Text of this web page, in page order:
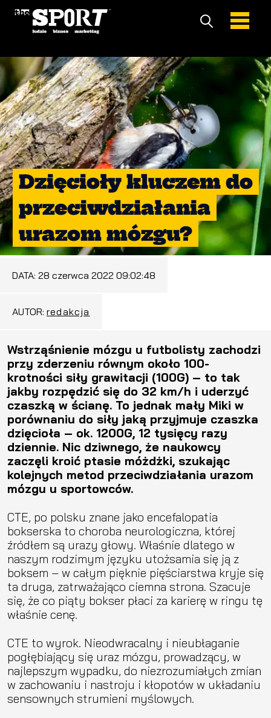
Dzięcioły kluczem do
przeciwdziałania
urazom mózgu?
DATA: 28 czerwca 2022 09:02:48
AUTOR: redakcja
Wstrząśnienie mózgu u futbolisty zachodzi
przy zderzeniu równym około 100-
krotności siły grawitacji (100G) – to tak
jakby rozpędzić się do 32 km/h i uderzyć
czaszką w ścianę. To jednak mały Miki w
porównaniu do siły jaką przyjmuje czaszka
dzięcioła – ok. 1200G, 12 tysięcy razy
dziennie. Nic dziwnego, że naukowcy
zaczęli kroić ptasie móżdżki, szukając
kolejnych metod przeciwdziałania urazom
mózgu u sportowców.
CTE, po polsku znane jako encefalopatia
bokserska to choroba neurologiczna, której
źródłem są urazy głowy. Właśnie dlatego w
naszym rodzimym języku utożsamia się ją z
boksem – w całym pięknie pięściarstwa kryje się
ta druga, zatrważająco ciemna strona. Szacuje
się, że co piąty bokser płaci za karierę w ringu tę
właśnie cenę.
CTE to wyrok. Nieodwracalny i nieubłaganie
pogłębiający się uraz mózgu, prowadzący, w
najlepszym wypadku, do niezrozumiałych zmian
w zachowaniu i nastroju i kłopotów w układaniu
sensownych strumieni myślowych.